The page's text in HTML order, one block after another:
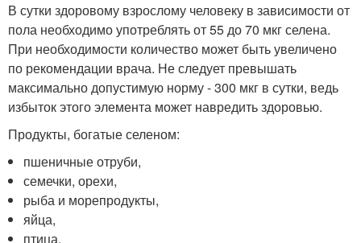
В сутки здоровому взрослому человеку в зависимости от
пола необходимо употреблять от 55 до 70 мкг селена.
При необходимости количество может быть увеличено
по рекомендации врача. Не следует превышать
максимально допустимую норму - 300 мкг в сутки, ведь
избыток этого элемента может навредить здоровью.
Продукты, богатые селеном:
пшеничные отруби,
семечки, орехи,
рыба и морепродукты,
яйца,
птица,